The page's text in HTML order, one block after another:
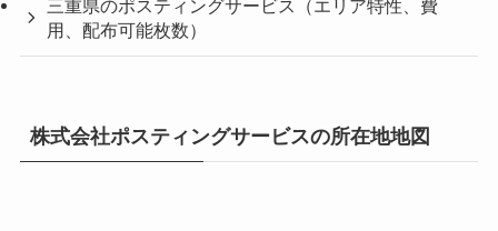
三重県のポスティングサービス（エリア特性、費
用、配布可能枚数）
株式会社ポスティングサービスの所在地地図